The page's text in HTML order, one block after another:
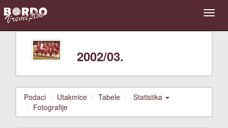
2002/03.
Podaci Utakmice Tabele
Statistika
Fotografije